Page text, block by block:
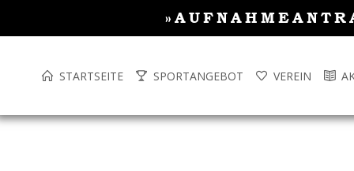
STARTSEITE SPORTANGEBOT VEREIN